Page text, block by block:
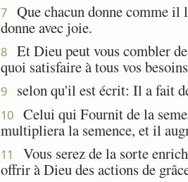
7
Que chacun donne comme il
donne avec joie.
8
Et Dieu peut vous combler
quoi satisfaire à tous vos
9 selon qu'il est écrit: Il a fait
10
Celui qui Fournit de la
multipliera la semence, et il
11
Vous serez de la sorte
offrir à Dieu des actions de